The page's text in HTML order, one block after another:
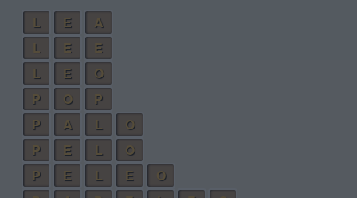
L
E
A
L
E
E
L
E
O
P
O
P
P
A L
O
P
E L
O
P
E L E
O